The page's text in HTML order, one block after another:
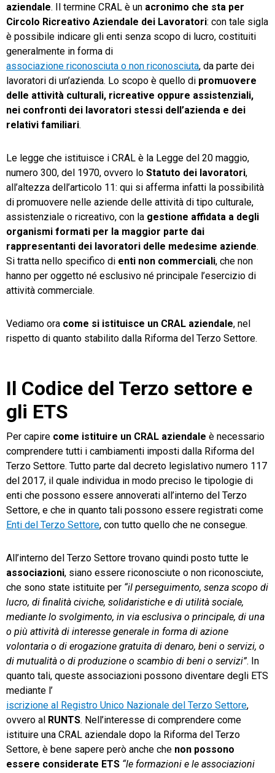
aziendale. Il termine CRAL è un acronimo che sta per
Circolo Ricreativo Aziendale dei Lavoratori: con tale sigla
è possibile indicare gli enti senza scopo di lucro, costituiti
generalmente in forma di
associazione riconosciuta o non riconosciuta, da parte dei
lavoratori di un’azienda. Lo scopo è quello di promuovere
delle attività culturali, ricreative oppure assistenziali,
nei confronti dei lavoratori stessi dell’azienda e dei
relativi familiari.
Le legge che istituisce i CRAL è la Legge del 20 maggio,
numero 300, del 1970, ovvero lo Statuto dei lavoratori,
all’altezza dell’articolo 11: qui si afferma infatti la possibilità
di promuovere nelle aziende delle attività di tipo culturale,
assistenziale o ricreativo, con la gestione affidata a degli
organismi formati per la maggior parte dai
rappresentanti dei lavoratori delle medesime aziende.
Si tratta nello specifico di enti non commerciali, che non
hanno per oggetto né esclusivo né principale l’esercizio di
attività commerciale.
Vediamo ora come si istituisce un CRAL aziendale, nel
rispetto di quanto stabilito dalla Riforma del Terzo Settore.
Il Codice del Terzo settore e
gli ETS
Per capire come istituire un CRAL aziendale è necessario
comprendere tutti i cambiamenti imposti dalla Riforma del
Terzo Settore. Tutto parte dal decreto legislativo numero 117
del 2017, il quale individua in modo preciso le tipologie di
enti che possono essere annoverati all’interno del Terzo
Settore, e che in quanto tali possono essere registrati come
Enti del Terzo Settore, con tutto quello che ne consegue.
All’interno del Terzo Settore trovano quindi posto tutte le
associazioni, siano essere riconosciute o non riconosciute,
che sono state istituite per “il perseguimento, senza scopo di
lucro, di finalità civiche, solidaristiche e di utilità sociale,
mediante lo svolgimento, in via esclusiva o principale, di una
o più attività di interesse generale in forma di azione
volontaria o di erogazione gratuita di denaro, beni o servizi, o
di mutualità o di produzione o scambio di beni o servizi”. In
quanto tali, queste associazioni possono diventare degli ETS
mediante l’
iscrizione al Registro Unico Nazionale del Terzo Settore,
ovvero al RUNTS. Nell’interesse di comprendere come
istituire una CRAL aziendale dopo la Riforma del Terzo
Settore, è bene sapere però anche che non possono
essere considerate ETS “le formazioni e le associazioni